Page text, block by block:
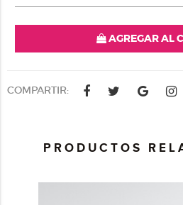
AGREGAR AL
COMPARTIR:
PRODUCTOS